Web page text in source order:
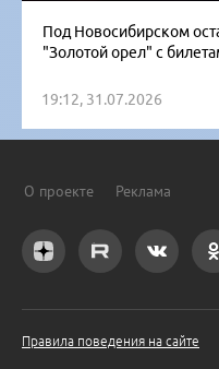
Под Новосибирском
"Золотой орел" с
19:12, 31.07.2026
О проекте Реклама
Правила поведения на сайте